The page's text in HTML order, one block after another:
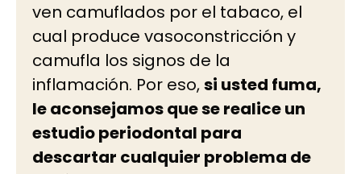
ven camuflados por el tabaco, el
cual produce vasoconstricción y
camufla los signos de la
inflamación. Por eso,si usted fuma,
le aconsejamos que se realice un
estudio periodontal para
descartar cualquier problema de